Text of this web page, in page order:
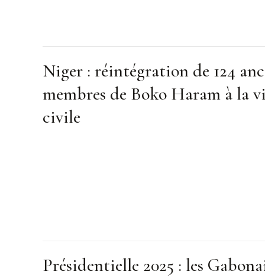
Niger : réintégration de 124
membres de Boko Haram à la
civile
Présidentielle 2025 : les